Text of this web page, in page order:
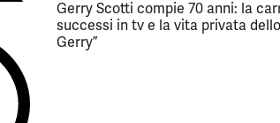
Gerry Scotti compie 70 anni: la
successi in tv e la vita privata dello
Gerry”